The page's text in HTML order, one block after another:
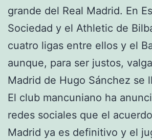
grande del Real Madrid. En
Sociedad y el Athletic de
cuatro ligas entre ellos y el
aunque, para ser justos,
Madrid de Hugo Sánchez se
El club mancuniano ha
redes sociales que el
Madrid ya es definitivo y el